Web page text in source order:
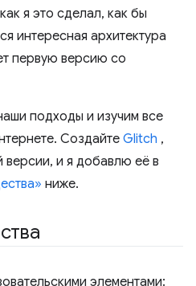
я это сделал, как бы
интересная архитектура
первую версию со
подходы и изучим все
Создайте Glitch ,
версии, и я добавлю её в
ниже.
элементами: